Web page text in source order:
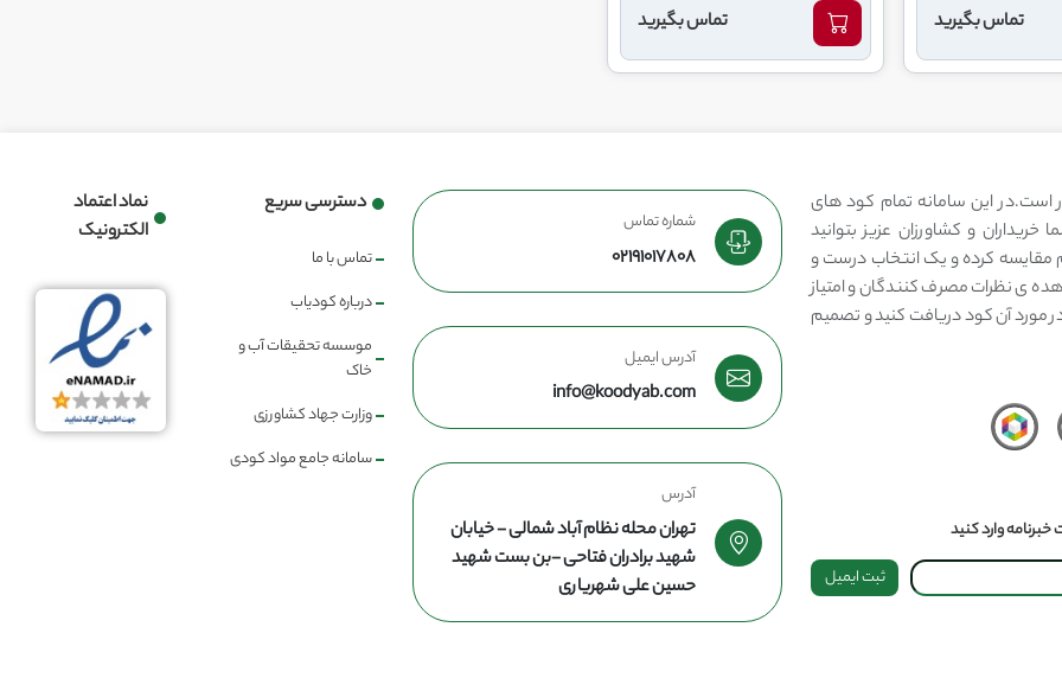
تماس بگیرید تماس بگیرید
است.در این سامانه تمام کود های
و کشاورزان عزیز بتوانید
کرده و یک انتخاب درست و
ی نظرات مصرف کنندگان و امتیاز
مورد آن کود دریافت کنید و تصمیم
وارد کنید
ثبت ایمیل
شماره تماس
02191017808
آدرس ایمیل
info@koodyab.com
آدرس
تهران محله نظام آباد شمالی - خیابان
شهید برادران فتاحی -بن بست شهید
حسین علی شهریاری
دسترسی سریع
تماس با ما
درباره کودیاب
موسسه تحقیقات آب و
خاک
وزارت جهاد کشاورزی
سامانه جامع مواد کودی
نماد اعتماد
الکترونیک